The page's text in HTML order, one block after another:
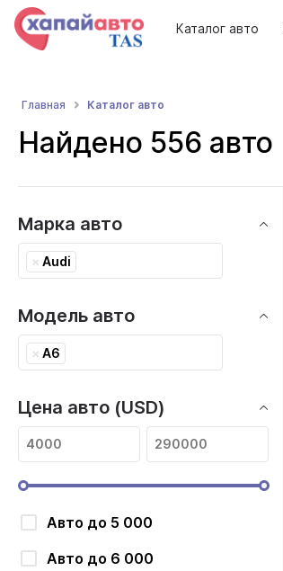
Каталог авто
Главная Каталог авто
Найдено 556 авто
Марка авто
× Audi
Модель авто
× A6
Цена авто (USD)
Авто до 5 000
Авто до 6 000